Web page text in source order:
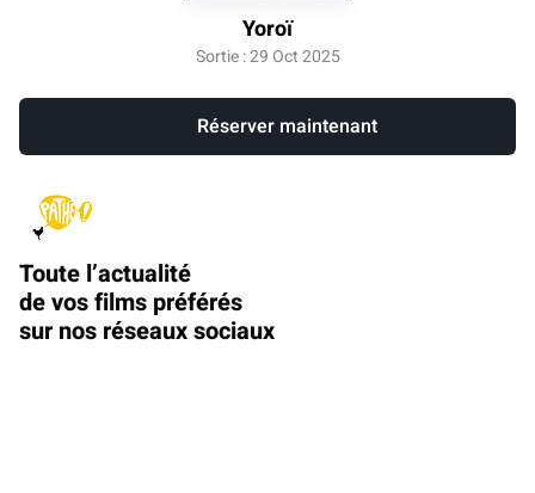
Yoroï
Sortie : 29 Oct 2025
Réserver maintenant
Toute l’actualité
de vos films préférés
sur nos réseaux sociaux